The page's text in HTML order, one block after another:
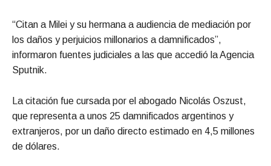
“Citan a Milei y su hermana a audiencia de mediación por
los daños y perjuicios millonarios a damnificados”,
informaron fuentes judiciales a las que accedió la Agencia
Sputnik.
La citación fue cursada por el abogado Nicolás Oszust,
que representa a unos 25 damnificados argentinos y
extranjeros, por un daño directo estimado en 4,5 millones
de dólares.